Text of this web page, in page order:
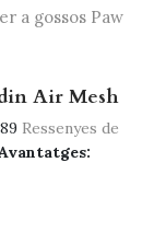
a gossos Paw
Air Mesh
Ressenyes de